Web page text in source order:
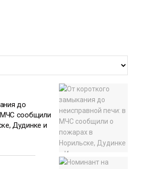
до
МЧС сообщили
Дудинке и